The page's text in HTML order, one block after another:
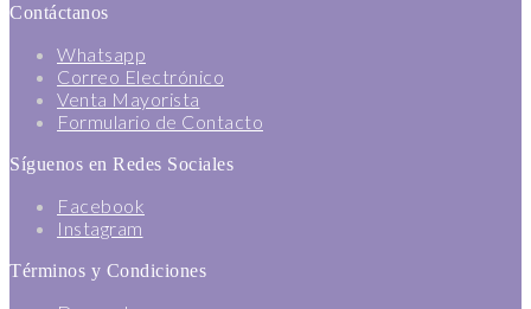
Contáctanos
Whatsapp
Correo Electrónico
Venta Mayorista
Formulario de Contacto
Síguenos en Redes Sociales
Facebook
Instagram
Términos y Condiciones